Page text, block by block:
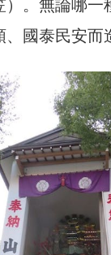
）。無論哪一
國泰民安而